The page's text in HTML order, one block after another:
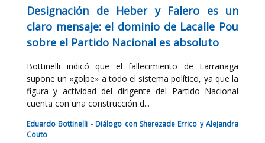
Designación de Heber y Falero es un
claro mensaje: el dominio de Lacalle Pou
sobre el Partido Nacional es absoluto
Bottinelli indicó que el fallecimiento de Larrañaga
supone un «golpe» a todo el sistema político, ya que la
figura y actividad del dirigente del Partido Nacional
cuenta con una construcción d...
Eduardo Bottinelli - Diálogo con Sherezade Errico y Alejandra
Couto